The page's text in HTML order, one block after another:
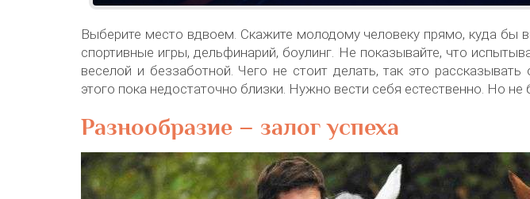
Выберите место вдвоем. Скажите молодому человеку прямо, куда бы
спортивные игры, дельфинарий, боулинг. Не показывайте, что
веселой и беззаботной. Чего не стоит делать, так это
этого пока недостаточно близки. Нужно вести себя естественно. Но не
Разнообразие – залог успеха